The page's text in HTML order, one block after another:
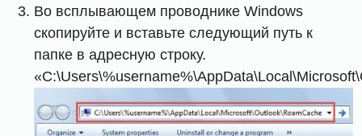
Во всплывающем проводнике Windows
скопируйте и вставьте следующий путь к
папке в адресную строку.